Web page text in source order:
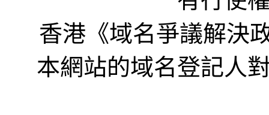
香港《域名爭議解決
本網站的域名登記人